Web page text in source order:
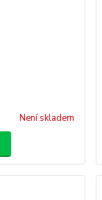
Není skladem